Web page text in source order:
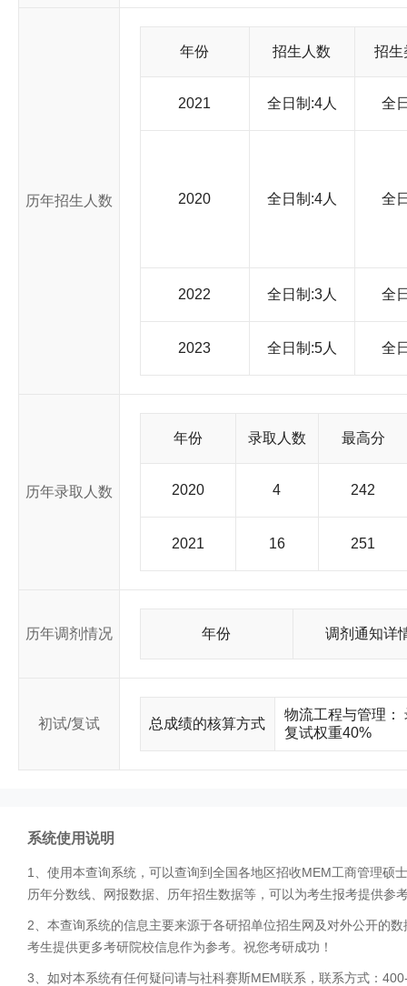
历年招生人数
年份 招生人数 招生
2021 全日制:4人 全
2020 全日制:4人 全
2022 全日制:3人 全
2023 全日制:5人 全
历年录取人数
年份 录取人数 最高分
2020 4 242
2021 16 251
历年调剂情况 年份 调剂通知详
初试/复试 总成绩的核算方式
物流工程与管理：
复试权重40%
系统使用说明
1、使用本查询系统，可以查询到全国各地区招收MEM工商管理硕
历年分数线、网报数据、历年招生数据等，可以为考生报考提供参
2、本查询系统的信息主要来源于各研招单位招生网及对外公开的
考生提供更多考研院校信息作为参考。祝您考研成功！
3、如对本系统有任何疑问请与社科赛斯MEM联系，联系方式：